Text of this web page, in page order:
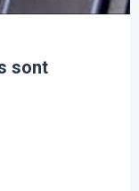
sont